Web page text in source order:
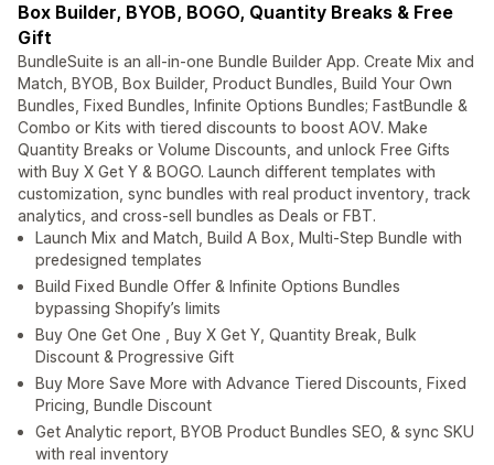
Box Builder, BYOB, BOGO, Quantity Breaks & Free
Gift
BundleSuite is an all-in-one Bundle Builder App. Create Mix and
Match, BYOB, Box Builder, Product Bundles, Build Your Own
Bundles, Fixed Bundles, Infinite Options Bundles; FastBundle &
Combo or Kits with tiered discounts to boost AOV. Make
Quantity Breaks or Volume Discounts, and unlock Free Gifts
with Buy X Get Y & BOGO. Launch different templates with
customization, sync bundles with real product inventory, track
analytics, and cross-sell bundles as Deals or FBT.
Launch Mix and Match, Build A Box, Multi-Step Bundle with
predesigned templates
Build Fixed Bundle Offer & Infinite Options Bundles
bypassing Shopify’s limits
Buy One Get One , Buy X Get Y, Quantity Break, Bulk
Discount & Progressive Gift
Buy More Save More with Advance Tiered Discounts, Fixed
Pricing, Bundle Discount
Get Analytic report, BYOB Product Bundles SEO, & sync SKU
with real inventory